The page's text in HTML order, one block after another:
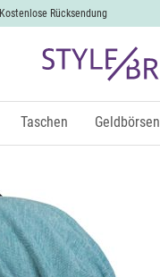
Kostenlose Rücksendung
Taschen Geldbörsen